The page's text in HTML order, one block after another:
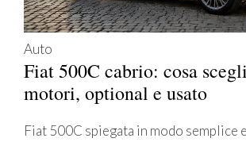
Auto
Fiat 500C cabrio: cosa
motori, optional e usato
Fiat 500C spiegata in modo semplice